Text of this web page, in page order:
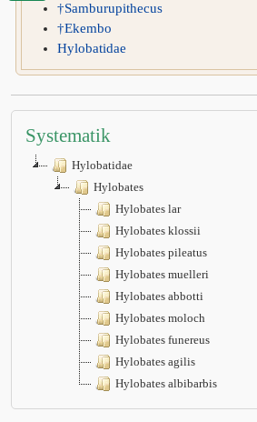
†Samburupithecus
†Ekembo
Hylobatidae
Systematik
Hylobatidae
Hylobates
Hylobates lar
Hylobates klossii
Hylobates pileatus
Hylobates muelleri
Hylobates abbotti
Hylobates moloch
Hylobates funereus
Hylobates agilis
Hylobates albibarbis